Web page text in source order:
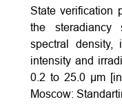
State verification
the steradiancy
spectral density,
intensity and
0.2 to 25.0 μm
Moscow: